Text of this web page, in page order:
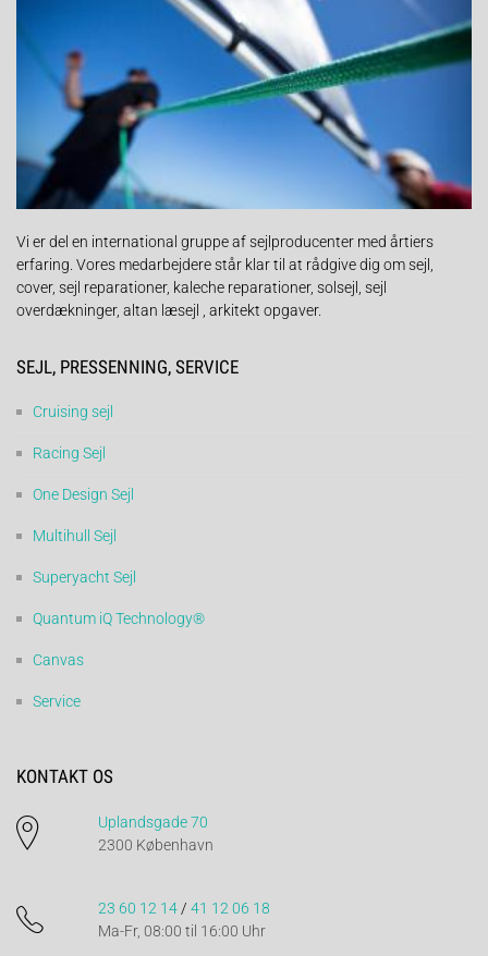
Vi er del en international gruppe af sejlproducenter med årtiers
erfaring. Vores medarbejdere står klar til at rådgive dig om sejl,
cover, sejl reparationer, kaleche reparationer, solsejl, sejl
overdækninger, altan læsejl , arkitekt opgaver.
SEJL, PRESSENNING, SERVICE
Cruising sejl
Racing Sejl
One Design Sejl
Multihull Sejl
Superyacht Sejl
Quantum iQ Technology®
Canvas
Service
KONTAKT OS
Uplandsgade 70
2300 København
23 60 12 14/ 41 12 06 18
Ma-Fr, 08:00 til 16:00 Uhr